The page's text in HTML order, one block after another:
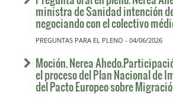
ministra de Sanidad intención
negociando con el colectivo
PREGUNTAS PARA EL PLENO - 04/06/2026
Moción. Nerea
el proceso del Plan Nacional de
del Pacto Europeo sobre